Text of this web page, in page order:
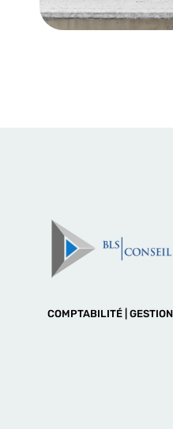
COMPTABILITÉ |